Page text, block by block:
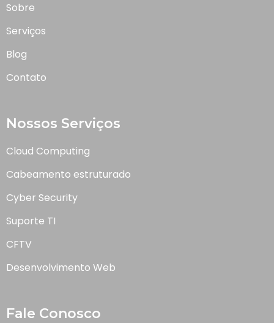
Sobre
Serviços
Blog
Contato
Nossos Serviços
Cloud Computing
Cabeamento estruturado
Cyber Security
Suporte TI
CFTV
Desenvolvimento Web
Fale Conosco